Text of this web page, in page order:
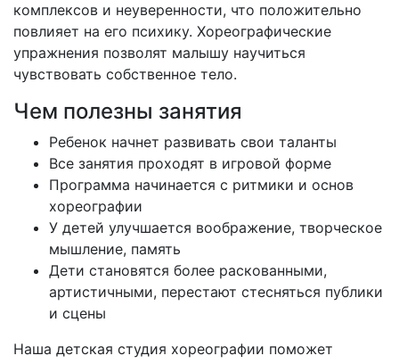
комплексов и неуверенности, что положительно
повлияет на его психику. Хореографические
упражнения позволят малышу научиться
чувствовать собственное тело.
Чем полезны занятия
Ребенок начнет развивать свои таланты
Все занятия проходят в игровой форме
Программа начинается с ритмики и основ
хореографии
У детей улучшается воображение, творческое
мышление, память
Дети становятся более раскованными,
артистичными, перестают стесняться публики
и сцены
Наша детская студия хореографии поможет